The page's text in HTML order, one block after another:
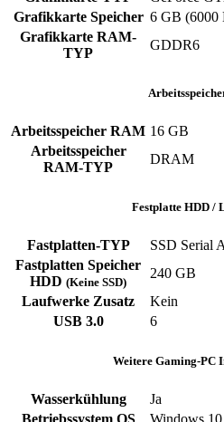
Grafikkarte Speicher ‎6 GB (6000
Grafikkarte RAM-
TYP
‎GDDR6
Arbeitsspeicher RAM ‎16 GB
Arbeitsspeicher
RAM-TYP
‎DRAM
Festplatte HDD /
Fastplatten-TYP
‎SSD ‎Serial
Fastplatten Speicher
HDD (Keine SSD)
240 GB
Laufwerke Zusatz
‎Kein
USB 3.0
‎6
Weitere Gaming-PC
Wasserkühlung
Ja